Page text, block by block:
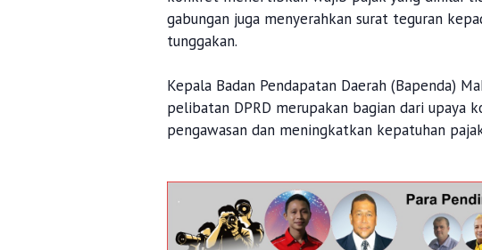
gabungan juga menyerahkan surat teguran
tunggakan.
Kepala Badan Pendapatan Daerah (Bapenda)
pelibatan DPRD merupakan bagian dari upaya
pengawasan dan meningkatkan kepatuhan